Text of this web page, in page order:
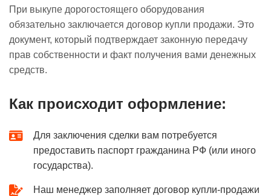
При выкупе дорогостоящего оборудования
обязательно заключается договор купли продажи. Это
документ, который подтверждает законную передачу
прав собственности и факт получения вами денежных
средств.
Как происходит оформление:
Для заключения сделки вам потребуется
предоставить паспорт гражданина РФ (или иного
государства).
Наш менеджер заполняет договор купли-продажи